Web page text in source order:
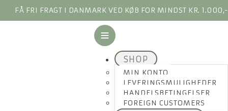
FÅ FRI FRAGT I DANMARK VED KØB FOR MINDST KR. 1.000,-
SHOP
MIN KONTO
LEVERINGSMULIGHEDER
HANDELSBETINGELSER
FOREIGN CUSTOMERS